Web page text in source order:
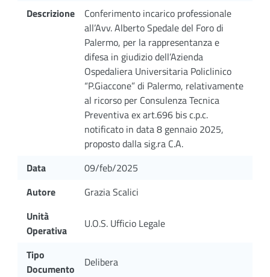
Descrizione
Conferimento incarico professionale
all’Avv. Alberto Spedale del Foro di
Palermo, per la rappresentanza e
difesa in giudizio dell’Azienda
Ospedaliera Universitaria Policlinico
“P.Giaccone” di Palermo, relativamente
al ricorso per Consulenza Tecnica
Preventiva ex art.696 bis c.p.c.
notificato in data 8 gennaio 2025,
proposto dalla sig.ra C.A.
Data
09/feb/2025
Autore
Grazia Scalici
Unità
Operativa
U.O.S. Ufficio Legale
Tipo
Documento
Delibera